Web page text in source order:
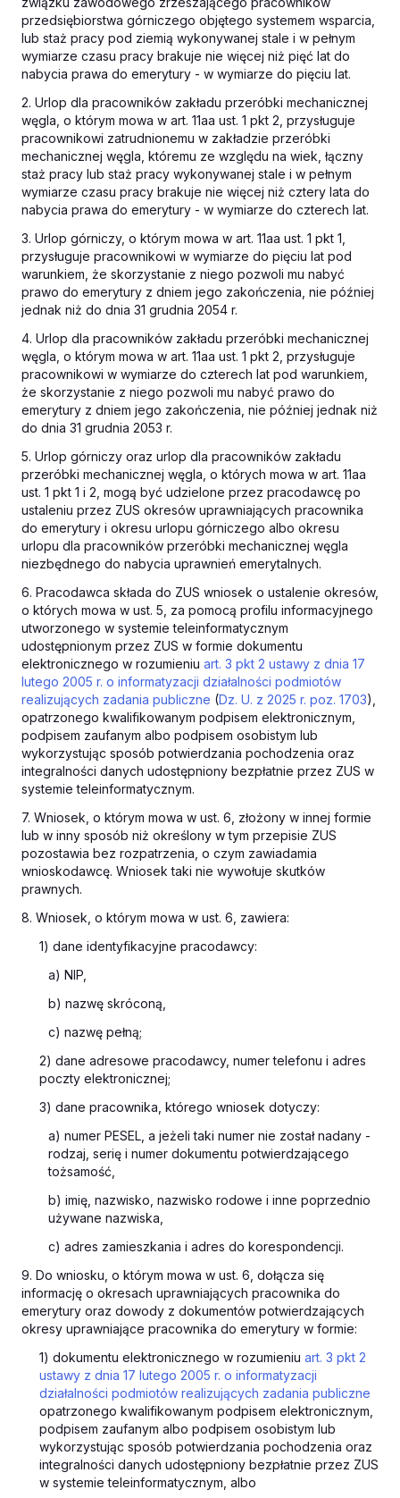
przedsiębiorstwa górniczego objętego systemem wsparcia,
lub staż pracy pod ziemią wykonywanej stale i w pełnym
wymiarze czasu pracy brakuje nie więcej niż pięć lat do
nabycia prawa do emerytury - w wymiarze do pięciu lat.
2. Urlop dla pracowników zakładu przeróbki mechanicznej
węgla, o którym mowa w art. 11aa ust. 1 pkt 2, przysługuje
pracownikowi zatrudnionemu w zakładzie przeróbki
mechanicznej węgla, któremu ze względu na wiek, łączny
staż pracy lub staż pracy wykonywanej stale i w pełnym
wymiarze czasu pracy brakuje nie więcej niż cztery lata do
nabycia prawa do emerytury - w wymiarze do czterech lat.
3. Urlop górniczy, o którym mowa w art. 11aa ust. 1 pkt 1,
przysługuje pracownikowi w wymiarze do pięciu lat pod
warunkiem, że skorzystanie z niego pozwoli mu nabyć
prawo do emerytury z dniem jego zakończenia, nie później
jednak niż do dnia 31 grudnia 2054 r.
4. Urlop dla pracowników zakładu przeróbki mechanicznej
węgla, o którym mowa w art. 11aa ust. 1 pkt 2, przysługuje
pracownikowi w wymiarze do czterech lat pod warunkiem,
że skorzystanie z niego pozwoli mu nabyć prawo do
emerytury z dniem jego zakończenia, nie później jednak niż
do dnia 31 grudnia 2053 r.
5. Urlop górniczy oraz urlop dla pracowników zakładu
przeróbki mechanicznej węgla, o których mowa w art. 11aa
ust. 1 pkt 1 i 2, mogą być udzielone przez pracodawcę po
ustaleniu przez ZUS okresów uprawniających pracownika
do emerytury i okresu urlopu górniczego albo okresu
urlopu dla pracowników przeróbki mechanicznej węgla
niezbędnego do nabycia uprawnień emerytalnych.
6. Pracodawca składa do ZUS wniosek o ustalenie okresów,
o których mowa w ust. 5, za pomocą profilu informacyjnego
utworzonego w systemie teleinformatycznym
udostępnionym przez ZUS w formie dokumentu
elektronicznego w rozumieniu art. 3 pkt 2 ustawy z dnia 17
lutego 2005 r. o informatyzacji działalności podmiotów
realizujących zadania publiczne (Dz. U. z 2025 r. poz. 1703),
opatrzonego kwalifikowanym podpisem elektronicznym,
podpisem zaufanym albo podpisem osobistym lub
wykorzystując sposób potwierdzania pochodzenia oraz
integralności danych udostępniony bezpłatnie przez ZUS w
systemie teleinformatycznym.
7. Wniosek, o którym mowa w ust. 6, złożony w innej formie
lub w inny sposób niż określony w tym przepisie ZUS
pozostawia bez rozpatrzenia, o czym zawiadamia
wnioskodawcę. Wniosek taki nie wywołuje skutków
prawnych.
8. Wniosek, o którym mowa w ust. 6, zawiera:
1) dane identyfikacyjne pracodawcy:
a) NIP,
b) nazwę skróconą,
c) nazwę pełną;
2) dane adresowe pracodawcy, numer telefonu i adres
poczty elektronicznej;
3) dane pracownika, którego wniosek dotyczy:
a) numer PESEL, a jeżeli taki numer nie został nadany -
rodzaj, serię i numer dokumentu potwierdzającego
tożsamość,
b) imię, nazwisko, nazwisko rodowe i inne poprzednio
używane nazwiska,
c) adres zamieszkania i adres do korespondencji.
9. Do wniosku, o którym mowa w ust. 6, dołącza się
informację o okresach uprawniających pracownika do
emerytury oraz dowody z dokumentów potwierdzających
okresy uprawniające pracownika do emerytury w formie:
1) dokumentu elektronicznego w rozumieniu art. 3 pkt 2
ustawy z dnia 17 lutego 2005 r. o informatyzacji
działalności podmiotów realizujących zadania publiczne
opatrzonego kwalifikowanym podpisem elektronicznym,
podpisem zaufanym albo podpisem osobistym lub
wykorzystując sposób potwierdzania pochodzenia oraz
integralności danych udostępniony bezpłatnie przez ZUS
w systemie teleinformatycznym, albo